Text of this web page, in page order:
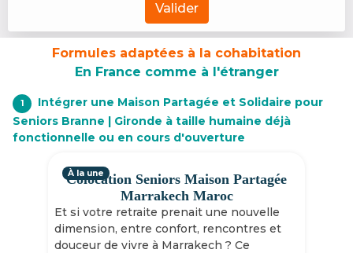
Valider
Formules adaptées à la cohabitation
En France comme à l'étranger
1
Intégrer une Maison Partagée et Solidaire pour
Seniors Branne | Gironde à taille humaine déjà
fonctionnelle ou en cours d'ouverture
Colocation Seniors Maison Partagée
Marrakech Maroc
Et si votre retraite prenait une nouvelle
dimension, entre confort, rencontres et
douceur de vivre à Marrakech ? Ce
À la une